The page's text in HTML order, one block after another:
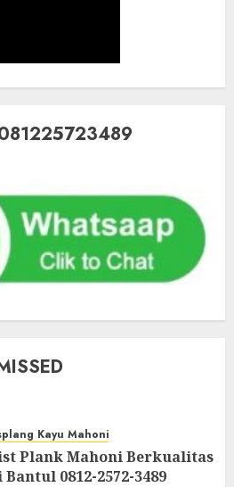
081225723489
Kayu Mahoni
Plank Mahoni Berkualitas
Bantul 0812-2572-3489